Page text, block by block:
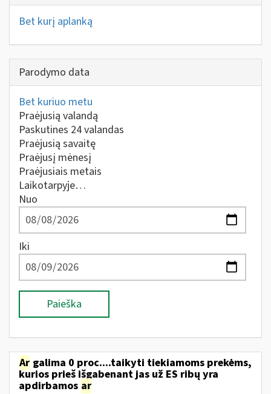
Bet kurį aplanką
Parodymo data
Bet kuriuo metu
Praėjusią valandą
Paskutines 24 valandas
Praėjusią savaitę
Praėjusį mėnesį
Praėjusiais metais
Laikotarpyje…
Nuo
Iki
Paieška
Ar galima 0 proc....taikyti tiekiamoms prekėms,
kurios prieš išgabenant jas už ES ribų yra
apdirbamos ar